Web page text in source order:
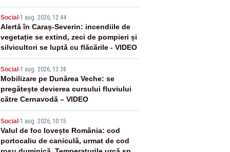
Guvernul Bolojan”
Social -1 aug. 2026, 12:44
Alertă în Caraș-Severin: incendiile de
vegetație se extind, zeci de pompieri și
silvicultori se luptă cu flăcările - VIDEO
Social -1 aug. 2026, 13:38
Mobilizare pe Dunărea Veche: se
pregătește devierea cursului fluviului
către Cernavodă – VIDEO
Social -1 aug. 2026, 10:15
Valul de foc lovește România: cod
portocaliu de caniculă, urmat de cod